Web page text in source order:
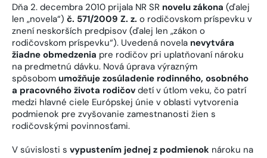
Dňa 2. decembra 2010 prijala NR SR novelu zákona (ďalej
len „novela“) č. 571/2009 Z. z. o rodičovskom príspevku v
znení neskorších predpisov (ďalej len „zákon o
rodičovskom príspevku“). Uvedená novela nevytvára
žiadne obmedzenia pre rodičov pri uplatňovaní nároku
na predmetnú dávku. Nová úprava výrazným
spôsobom umožňuje zosúladenie rodinného, osobného
a pracovného života rodičov detí v útlom veku, čo patrí
medzi hlavné ciele Európskej únie v oblasti vytvorenia
podmienok pre zvyšovanie zamestnanosti žien s
rodičovskými povinnosťami.
V súvislosti s vypustením jednej z podmienok nároku na